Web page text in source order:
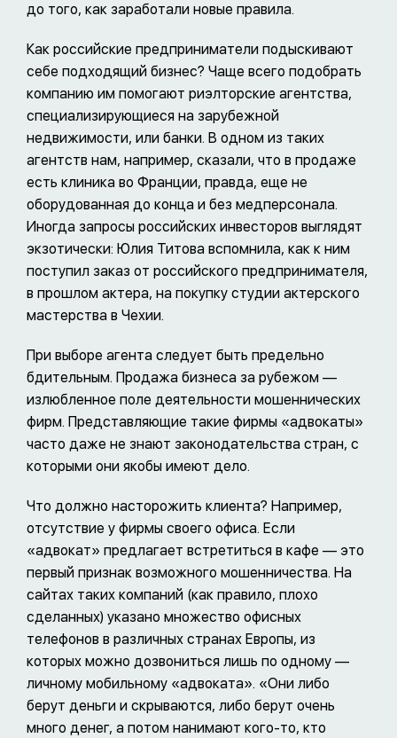
до того, как заработали новые правила.
Как российские предприниматели подыскивают
себе подходящий бизнес? Чаще всего подобрать
компанию им помогают риэлторские агентства,
специализирующиеся на зарубежной
недвижимости, или банки. В одном из таких
агентств нам, например, сказали, что в продаже
есть клиника во Франции, правда, еще не
оборудованная до конца и без медперсонала.
Иногда запросы российских инвесторов выглядят
экзотически: Юлия Титова вспомнила, как к ним
поступил заказ от российского предпринимателя,
в прошлом актера, на покупку студии актерского
мастерства в Чехии.
При выборе агента следует быть предельно
бдительным. Продажа бизнеса за рубежом —
излюбленное поле деятельности мошеннических
фирм. Представляющие такие фирмы «адвокаты»
часто даже не знают законодательства стран, с
которыми они якобы имеют дело.
Что должно насторожить клиента? Например,
отсутствие у фирмы своего офиса. Если
«адвокат» предлагает встретиться в кафе — это
первый признак возможного мошенничества. На
сайтах таких компаний (как правило, плохо
сделанных) указано множество офисных
телефонов в различных странах Европы, из
которых можно дозвониться лишь по одному —
личному мобильному «адвоката». «Они либо
берут деньги и скрываются, либо берут очень
много денег, а потом нанимают кого-то, кто